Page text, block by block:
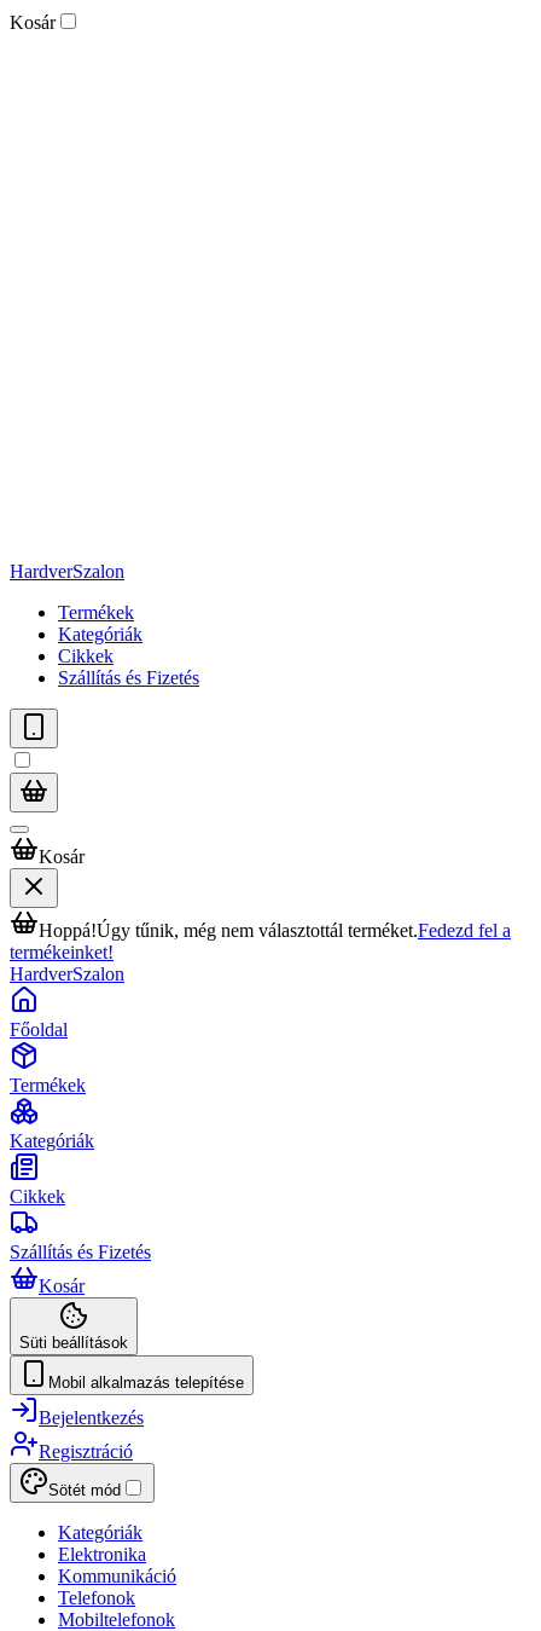
Kosár
HardverSzalon
Termékek
Kategóriák
Cikkek
Szállítás és Fizetés
Kosár
Hoppá!Úgy tűnik, még nem választottál terméket.Fedezd fel a
termékeinket!
HardverSzalon
Főoldal
Termékek
Kategóriák
Cikkek
Szállítás és Fizetés
Kosár
Süti beállítások
Mobil alkalmazás telepítése
Bejelentkezés
Regisztráció
Sötét mód
Kategóriák
Elektronika
Kommunikáció
Telefonok
Mobiltelefonok